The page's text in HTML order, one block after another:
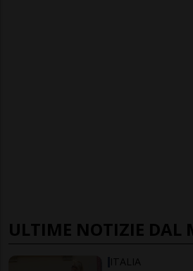
ULTIME NOTIZIE DAL
ITALIA